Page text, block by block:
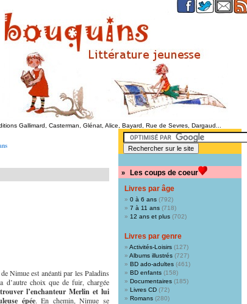
Gallimard, Casterman, Glénat, Alice, Bayard, Rue de Sevres, Dargaud...
Nimue est anéanti par les Paladins
d’autre choix que de fuir, chargée
l’enchanteur Merlin et lui
épée. En chemin, Nimue se
»
Les coups de coeur
Livres par âge
0 à 6 ans (792)
7 à 11 ans (718)
12 ans et plus (702)
Livres par genre
Activités-Loisirs (127)
Albums illustrés (727)
BD ado-adultes (461)
BD enfants (158)
Documentaires (185)
Livres CD (72)
Romans (280)